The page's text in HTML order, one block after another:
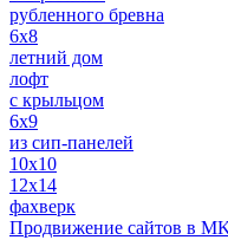
рубленного бревна
6x8
летний дом
лофт
с крыльцом
6x9
из сип-панелей
10х10
12x14
фахверк
Продвижение сайтов в